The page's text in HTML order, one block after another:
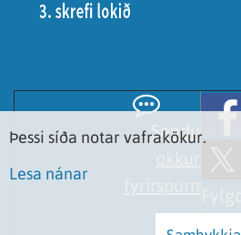
Sendu
Þessi síða notar vafrakökur.
Lesa nánar